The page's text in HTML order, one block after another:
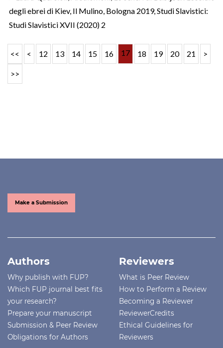
degli ebrei di Kiev, Il Mulino, Bologna 2019,Studi Slavistici:
Studi Slavistici XVII (2020) 2
<< < 12 13 14 15 16 17 18 19 20 21 >
>>
Make a Submission
Authors
Why publish with FUP?
Which FUP journal best fits
your research?
Prepare your manuscript
Submission & Peer Review
Obligations for Authors
Reviewers
What is Peer Review
How to Perform a Review
Becoming a Reviewer
ReviewerCredits
Ethical Guidelines for
Reviewers